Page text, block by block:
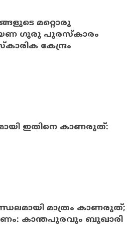
മറ്റൊരു
ഗുരു പുരസ്കാരം
കേന്ദ്രം
ഇതിനെ കാണരുത്:
മാത്രം കാണരുത്;
കാന്തപുരവും ബുഖാരി